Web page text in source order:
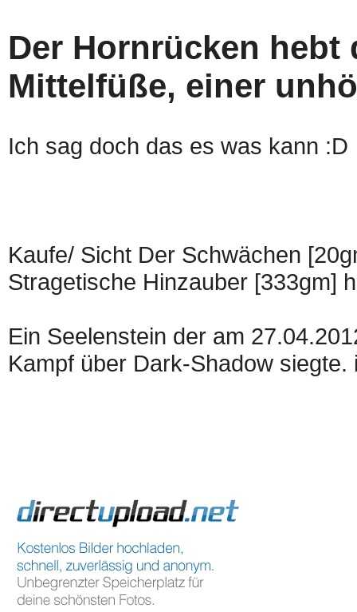
Der Hornrücken
Mittelfüße, einer
Ich sag doch das es was kann :D
Kaufe/ Sicht Der Schwächen
Stragetische Hinzauber [333gm]
Ein Seelenstein der am
Kampf über Dark-Shadow